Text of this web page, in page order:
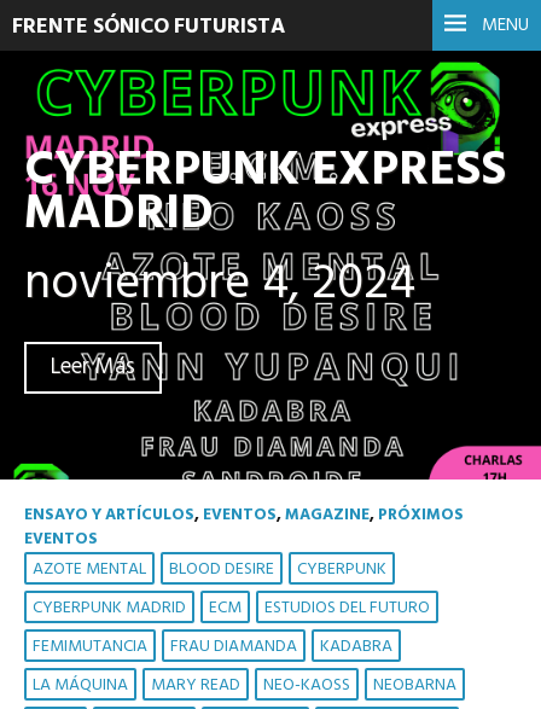
MENU
FRENTE SÓNICO FUTURISTA
CYBERPUNK EXPRESS
MADRID
noviembre 4, 2024
Leer Más
ENSAYO Y ARTÍCULOS,EVENTOS,MAGAZINE,PRÓXIMOS
EVENTOS
AZOTE MENTAL BLOOD DESIRE
CYBERPUNK
CYBERPUNK MADRID
ECM
ESTUDIOS DEL FUTURO
FEMIMUTANCIA
FRAU DIAMANDA
KADABRA
LA MÁQUINA
MARY READ NEO-KAOSS
NEOBARNA